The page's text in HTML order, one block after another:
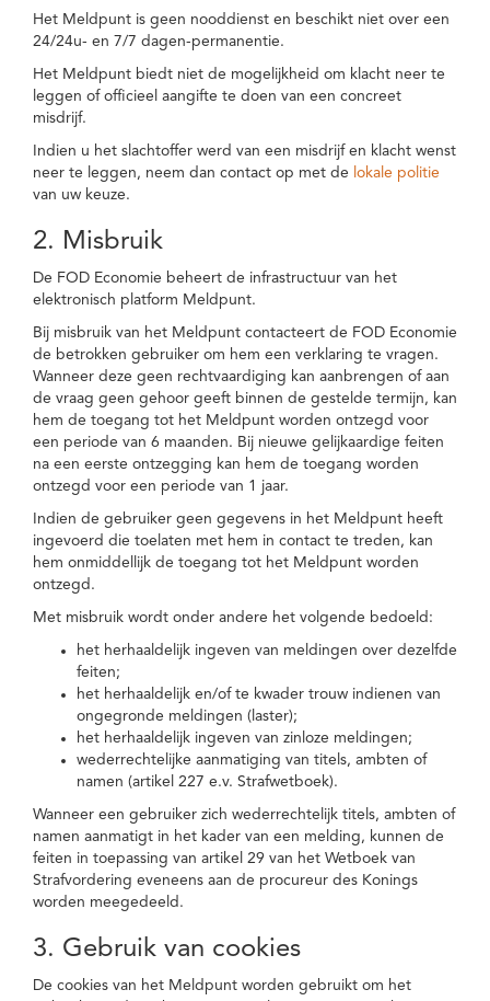
Het Meldpunt is geen nooddienst en beschikt niet over een
24/24u- en 7/7 dagen-permanentie.
Het Meldpunt biedt niet de mogelijkheid om klacht neer te
leggen of officieel aangifte te doen van een concreet
misdrijf.
Indien u het slachtoffer werd van een misdrijf en klacht wenst
neer te leggen, neem dan contact op met de lokale politie
van uw keuze.
2. Misbruik
De FOD Economie beheert de infrastructuur van het
elektronisch platform Meldpunt.
Bij misbruik van het Meldpunt contacteert de FOD Economie
de betrokken gebruiker om hem een verklaring te vragen.
Wanneer deze geen rechtvaardiging kan aanbrengen of aan
de vraag geen gehoor geeft binnen de gestelde termijn, kan
hem de toegang tot het Meldpunt worden ontzegd voor
een periode van 6 maanden. Bij nieuwe gelijkaardige feiten
na een eerste ontzegging kan hem de toegang worden
ontzegd voor een periode van 1 jaar.
Indien de gebruiker geen gegevens in het Meldpunt heeft
ingevoerd die toelaten met hem in contact te treden, kan
hem onmiddellijk de toegang tot het Meldpunt worden
ontzegd.
Met misbruik wordt onder andere het volgende bedoeld:
het herhaaldelijk ingeven van meldingen over dezelfde
feiten;
het herhaaldelijk en/of te kwader trouw indienen van
ongegronde meldingen (laster);
het herhaaldelijk ingeven van zinloze meldingen;
wederrechtelijke aanmatiging van titels, ambten of
namen (artikel 227 e.v. Strafwetboek).
Wanneer een gebruiker zich wederrechtelijk titels, ambten of
namen aanmatigt in het kader van een melding, kunnen de
feiten in toepassing van artikel 29 van het Wetboek van
Strafvordering eveneens aan de procureur des Konings
worden meegedeeld.
3. Gebruik van cookies
De cookies van het Meldpunt worden gebruikt om het